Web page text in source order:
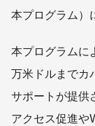
本プログラム）
本プログラムに
万米ドルまでカ
サポートが提供
アクセス促進や